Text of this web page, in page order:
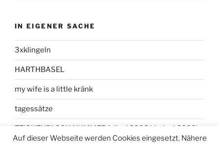
IN EIGENER SACHE
3xklingeln
HARTHBASEL
my wife is a little kränk
tagessätze
ZEICHENBLOCK NUMMER 1 (Juni 2008 bis Juni 2009)
Auf dieser Webseite werden Cookies eingesetzt. Nähere